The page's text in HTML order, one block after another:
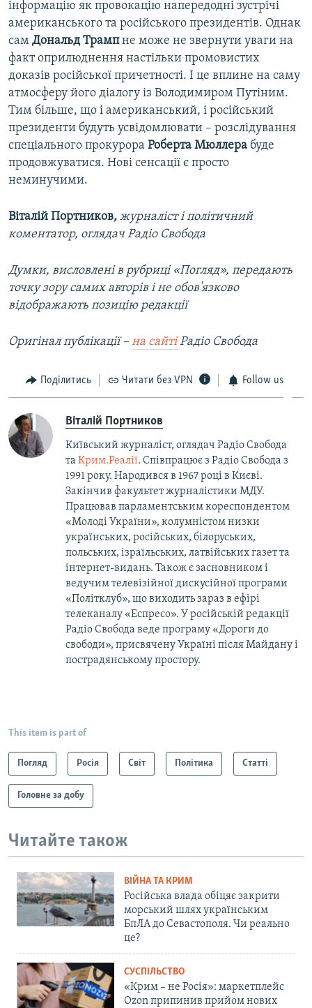
інформацію як провокацію напередодні зустрічі
американського та російського президентів. Однак
сам Дональд Трампне може не звернути уваги на
факт оприлюднення настільки промовистих
доказів російської причетності. І це вплине на саму
атмосферу його діалогу із Володимиром Путіним.
Тим більше, що і американський, і російський
президенти будуть усвідомлювати – розслідування
спеціального прокурора Роберта Мюллера буде
продовжуватися. Нові сенсації є просто
неминучими.
Віталій Портников, журналіст і політичний
коментатор, оглядач Радіо Свобода
Думки, висловлені в рубриці «Погляд», передають
точку зору самих авторів і не обов'язково
відображають позицію редакції
Оригінал публікації – на сайтіРадіо Свобода
Поділитись Читати без VPN Follow us
Віталій Портников
Київський журналіст, оглядач Радіо Свобода
та Крим.Реалії. Співпрацює з Радіо Свобода з
1991 року. Народився в 1967 році в Києві.
Закінчив факультет журналістики МДУ.
Працював парламентським кореспондентом
«Молоді України», колумністом низки
українських, російських, білоруських,
польських, ізраїльських, латвійських газет та
інтернет-видань. Також є засновником і
ведучим телевізійної дискусійної програми
«Політклуб», що виходить зараз в ефірі
телеканалу «Еспресо». У російській редакції
Радіо Свобода веде програму «Дороги до
свободи», присвячену Україні після Майдану і
пострадянському простору.
This item is part of
Погляд Росія Світ Політика Статті
Головне за добу
Читайте також
ВІЙНА ТА КРИМ
Російська влада обіцяє закрити
морський шлях українським
БпЛА до Севастополя. Чи реально
це?
СУСПІЛЬСТВО
«Крим – не Росія»: маркетплейс
Ozon припинив прийом нових